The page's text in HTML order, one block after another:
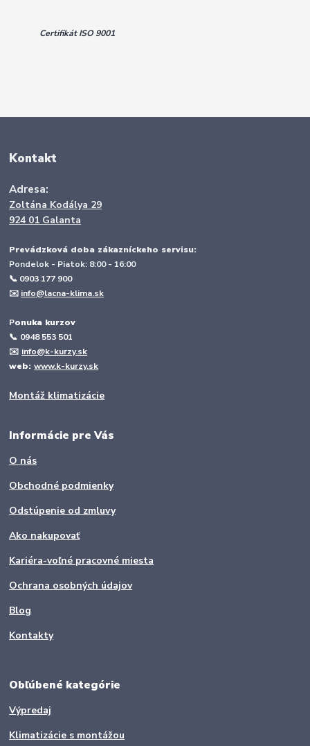
Certifikát ISO 9001
Kontakt
Adresa:
Zoltána Kodálya 29
924 01 Galanta
Prevádzková doba zákazníckeho servisu:
Pondelok - Piatok: 8:00 - 16:00
📞 0903 177 900
✉️ info@lacna-klima.sk
Ponuka kurzov
📞 0948 553 501
✉️ info@k-kurzy.sk
web:www.k-kurzy.sk
Montáž klimatizácie
Informácie pre Vás
O nás
Obchodné podmienky
Odstúpenie od zmluvy
Ako nakupovať
Kariéra-voľné pracovné miesta
Ochrana osobných údajov
Blog
Kontakty
Obľúbené kategórie
Výpredaj
Klimatizácie s montážou